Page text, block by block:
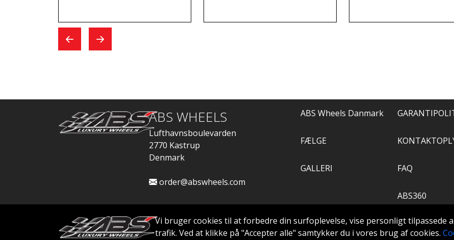
Vi bruger cookies til at forbedre din surfoplevelse, vise personligt tilpassede
trafik. Ved at klikke på "Accepter alle" samtykker du i vores brug af cookies.
jeg kom for at skifte,
gik alt hurtigt.
ABS WHEELS
Lufthavnsboulevarden
2770 Kastrup
Denmark
order@abswheels.com
ABS Wheels Danmark
FÆLGE
GALLERI FAQ
ABS360
VÆRKTØJ